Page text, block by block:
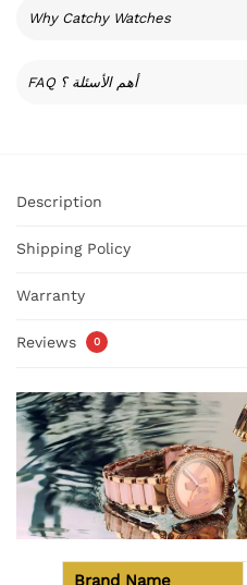
Why Catchy Watches
FAQ أهم الأسئلة ؟
Description
Shipping Policy
Warranty
Reviews 0
Brand Name